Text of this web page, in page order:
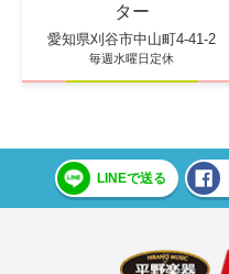
ター
愛知県刈谷市中山町4-41-2
毎週水曜日定休
LINEで送る